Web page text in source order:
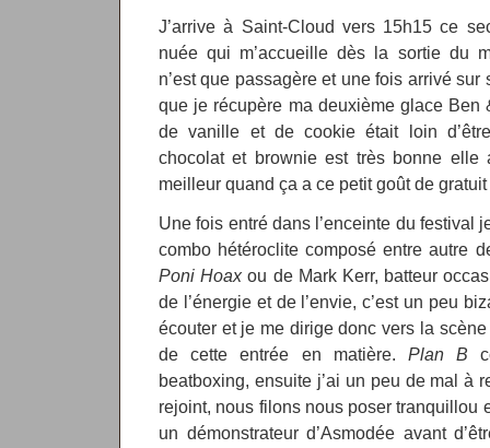
J’arrive à Saint-Cloud vers 15h15 ce
nuée qui m’accueille dès la sortie du
n’est que passagère et une fois arrivé sur
que je récupère ma deuxième glace Ben
de vanille et de cookie était loin
chocolat et brownie est très bonne elle
meilleur quand ça a ce petit goût de
Une fois entré dans l’enceinte du festival
combo hétéroclite composé entre autre
Poni Hoaxou de Mark Kerr, batteur
de l’énergie et de l’envie, c’est un peu
écouter et je me dirige donc vers la
de cette entrée en matière. Plan B
beatboxing, ensuite j’ai un peu de mal à
rejoint, nous filons nous poser tranquillou
un démonstrateur d’Asmodée avant